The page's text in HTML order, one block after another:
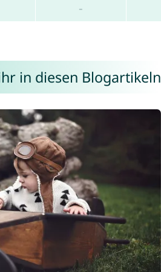
-
in diesen Blogartikeln